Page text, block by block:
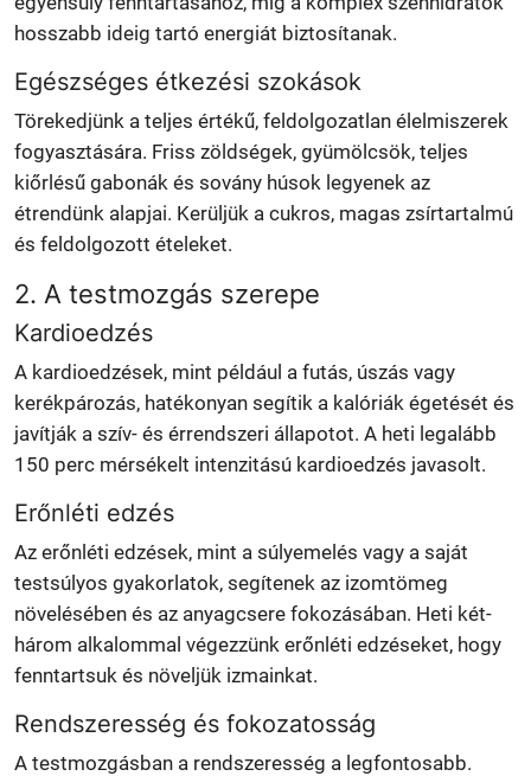
hosszabb ideig tartó energiát biztosítanak.
Egészséges étkezési szokások
Törekedjünk a teljes értékű, feldolgozatlan élelmiszerek
fogyasztására. Friss zöldségek, gyümölcsök, teljes
kiőrlésű gabonák és sovány húsok legyenek az
étrendünk alapjai. Kerüljük a cukros, magas zsírtartalmú
és feldolgozott ételeket.
2. A testmozgás szerepe
Kardioedzés
A kardioedzések, mint például a futás, úszás vagy
kerékpározás, hatékonyan segítik a kalóriák égetését és
javítják a szív- és érrendszeri állapotot. A heti legalább
150 perc mérsékelt intenzitású kardioedzés javasolt.
Erőnléti edzés
Az erőnléti edzések, mint a súlyemelés vagy a saját
testsúlyos gyakorlatok, segítenek az izomtömeg
növelésében és az anyagcsere fokozásában. Heti két-
három alkalommal végezzünk erőnléti edzéseket, hogy
fenntartsuk és növeljük izmainkat.
Rendszeresség és fokozatosság
A testmozgásban a rendszeresség a legfontosabb.